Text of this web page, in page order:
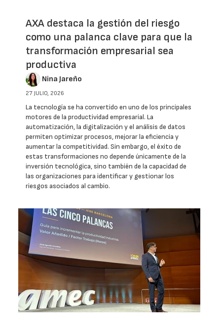
AXA destaca la gestión del riesgo
como una palanca clave para que la
transformación empresarial sea
productiva
Nina Jareño
27 JULIO, 2026
La tecnología se ha convertido en uno de los principales
motores de la productividad empresarial. La
automatización, la digitalización y el análisis de datos
permiten optimizar procesos, mejorar la eficiencia y
aumentar la competitividad. Sin embargo, el éxito de
estas transformaciones no depende únicamente de la
inversión tecnológica, sino también de la capacidad de
las organizaciones para identificar y gestionar los
riesgos asociados al cambio.